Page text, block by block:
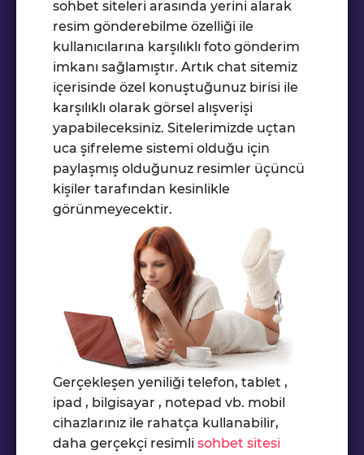
sohbet siteleri arasında yerini alarak
resim gönderebilme özelliği ile
kullanıcılarına karşılıklı foto gönderim
imkanı sağlamıştır. Artık chat sitemiz
içerisinde özel konuştuğunuz birisi ile
karşılıklı olarak görsel alışverişi
yapabileceksiniz. Sitelerimizde uçtan
uca şifreleme sistemi olduğu için
paylaşmış olduğunuz resimler üçüncü
kişiler tarafından kesinlikle
görünmeyecektir.
Gerçekleşen yeniliği telefon, tablet ,
ipad , bilgisayar , notepad vb. mobil
cihazlarınız ile rahatça kullanabilir,
daha gerçekçi resimli sohbet sitesi